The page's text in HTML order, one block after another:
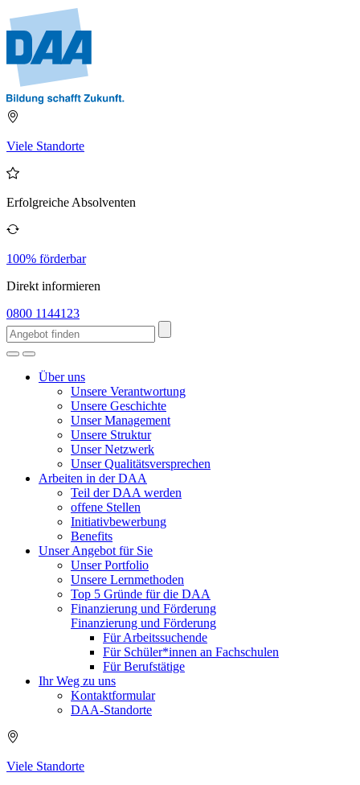
Viele Standorte
Erfolgreiche Absolventen
100% förderbar
Direkt informieren
0800 1144123
Über uns
Unsere Verantwortung
Unsere Geschichte
Unser Management
Unsere Struktur
Unser Netzwerk
Unser Qualitätsversprechen
Arbeiten in der DAA
Teil der DAA werden
offene Stellen
Initiativbewerbung
Benefits
Unser Angebot für Sie
Unser Portfolio
Unsere Lernmethoden
Top 5 Gründe für die DAA
Finanzierung und Förderung
Finanzierung und Förderung
Für Arbeitssuchende
Für Schüler*innen an Fachschulen
Für Berufstätige
Ihr Weg zu uns
Kontaktformular
DAA-Standorte
Viele Standorte